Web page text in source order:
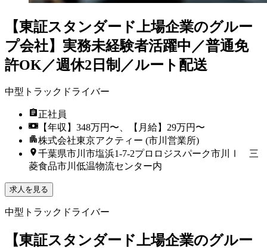
【東証スタンダード上場企業のグルー
プ会社】実務未経験者活躍中／普通免
許OK／週休2日制／ルート配送
中型トラックドライバー
正社員
【年収】348万円〜、【月給】29万円〜
株式会社東京アクティー (市川営業所)
千葉県市川市塩浜1-7-2プロロジスパーク市川Ⅰ 三
菱食品市川低温物流センター内
求人を見る
中型トラックドライバー
【東証スタンダード上場企業のグルー